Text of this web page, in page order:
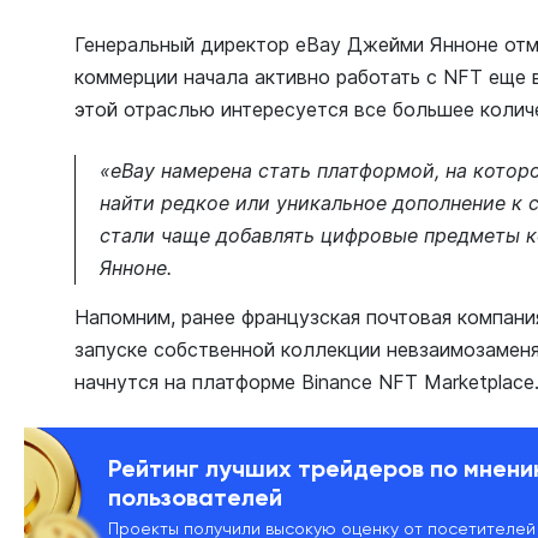
Генеральный директор eBay Джейми Янноне
коммерции начала активно работать с NFT
этой отраслью интересуется все большее
«eBay намерена стать платформой, на
найти редкое или уникальное дополнение
стали чаще добавлять цифровые предметы
Янноне.
Напомним, ранее французская почтовая
запуске собственной коллекции
начнутся на платформе Binance NFT Marketplace.
Рейтинг лучших трейдеров по
пользователей
Проекты получили высокую оценку от